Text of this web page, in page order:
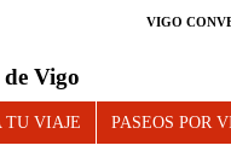
VIGO
Vigo
TU VIAJE PASEOS POR